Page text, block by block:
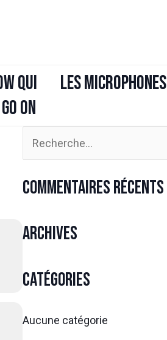
QUI
ON
Les Microphones
Rechercher :
Commentaires récents
Archives
Catégories
Aucune catégorie